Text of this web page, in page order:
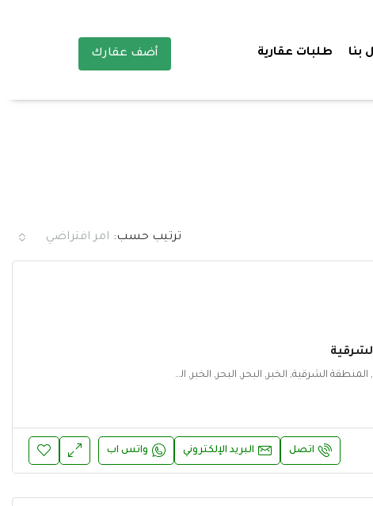
بنا طلبات عقارية أضف عقارك
ترتيب حسب: امر افتراضي
المملكة العربية السعودية, المنطقة الشرقية, الخبر, البحر, البحر, الخبر, المنطقة الشرقية
اتصل البريد الإلكتروني واتس اب